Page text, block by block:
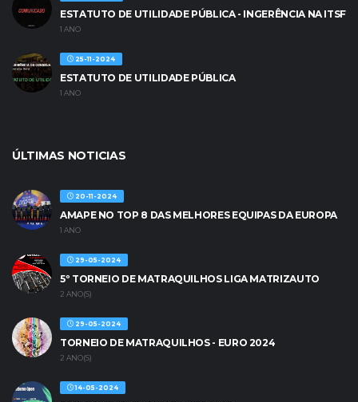
ESTATUTO DE UTILIDADE PÚBLICA - INGERÊNCIA NA ITSF
1 ANO
25-11-2024
ESTATUTO DE UTILIDADE PÚBLICA
1 ANO
ÚLTIMAS NOTICIAS
20-11-2024
AMAPE NO TOP 8 DAS MELHORES EQUIPAS DA EUROPA
1 ANO
29-05-2024
5º TORNEIO DE MATRAQUILHOS LIGA MATRIZAUTO
2 ANO(S)
29-05-2024
TORNEIO DE MATRAQUILHOS - EURO 2024
2 ANO(S)
14-05-2024